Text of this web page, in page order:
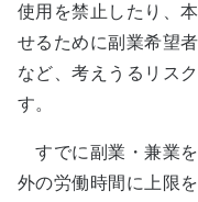
使用を禁止したり、
せるために副業希望
など、考えうるリス
す。
すでに副業・兼業
外の労働時間に上限